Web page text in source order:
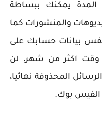
يمكنك ببساطة
والمنشورات كما
بيانات حسابك على
وقت اكثر من شهر، لن
المحذوفة نهائيا،
الفيس بوك.